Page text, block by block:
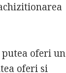
putea oferi un
oferi si